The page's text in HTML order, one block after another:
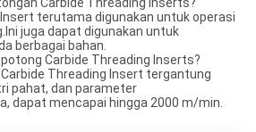
Carbide Threading Inserts?
terutama digunakan untuk operasi
juga dapat digunakan untuk
berbagai bahan.
Carbide Threading Inserts?
Threading Insert tergantung
pahat, dan parameter
dapat mencapai hingga 2000 m/min.